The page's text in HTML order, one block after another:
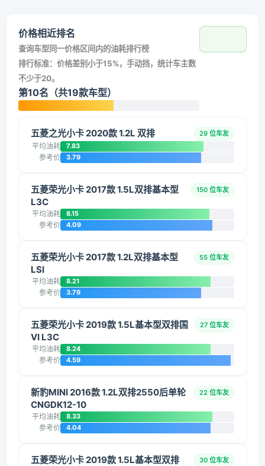
价格相近排名
查询车型同一价格区间内的油耗排行榜
排行标准：价格差别小于15%，手动挡，统计车主数
不少于20。
第10名（共19款车型）
五菱之光小卡 2020款 1.2L 双排 29 位车友
平均油耗 7.83
参考价 3.79
五菱荣光小卡 2017款 1.5L双排基本型
L3C
150 位车友
平均油耗 8.15
参考价 4.09
五菱荣光小卡 2017款 1.2L双排基本型
LSI
55 位车友
平均油耗 8.21
参考价 3.79
五菱荣光小卡 2019款 1.5L基本型双排国
VI L3C
27 位车友
平均油耗 8.24
参考价 4.59
新豹MINI 2016款 1.2L双排2550后单轮
CNGDK12-10
22 位车友
平均油耗 8.33
参考价 4.04
五菱荣光小卡 2019款 1.5L基本型双排
30 位车友